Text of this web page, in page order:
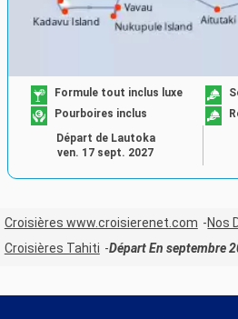
Formule tout inclus luxe
Pourboires inclus
Départ de Lautoka
ven. 17 sept. 2027
Croisières www.croisierenet.com
Nos
Croisières Tahiti
Départ En septembre